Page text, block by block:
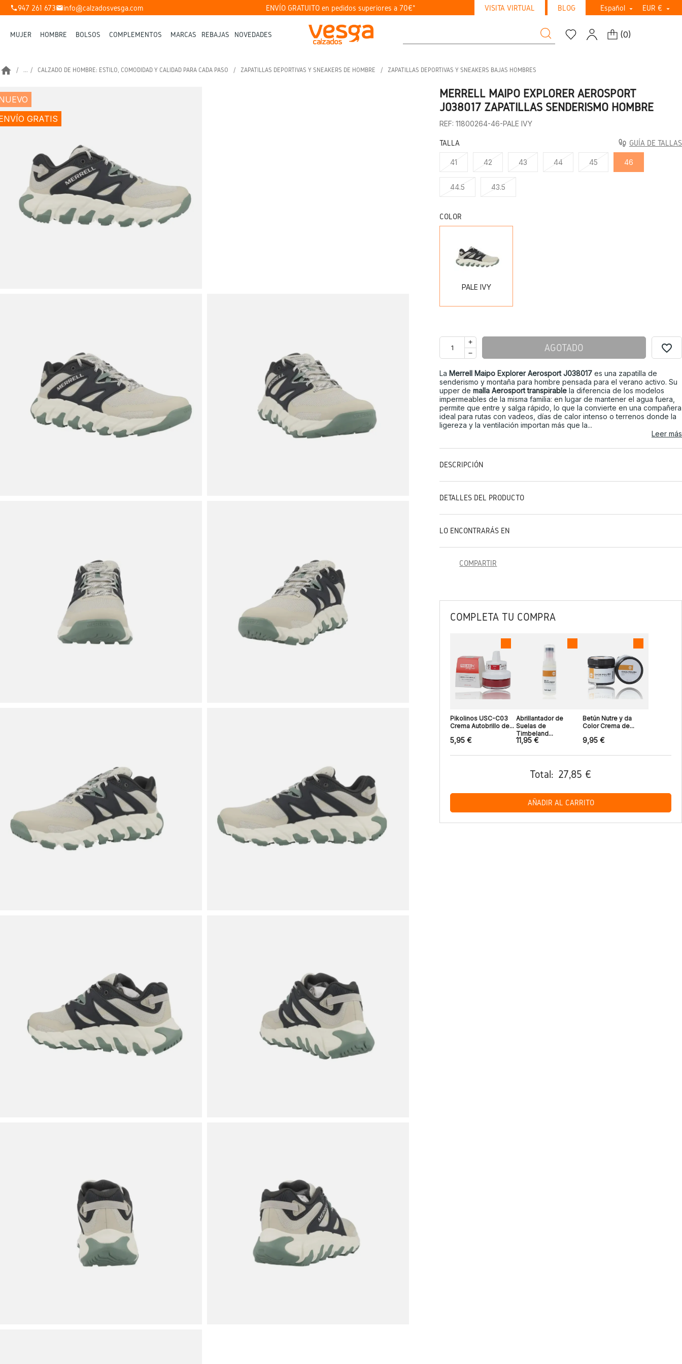
phone947 261 673mailinfo@calzadosvesga.com ENVÍO GRATUITO en pedidos superiores a 70€* VISITA VIRTUAL BLOG Español  EUR € 
MUJER HOMBRE BOLSOS COMPLEMENTOS MARCAS REBAJAS NOVEDADES (0)
home ... CALZADO DE HOMBRE: ESTILO, COMODIDAD Y CALIDAD PARA CADA PASO ZAPATILLAS DEPORTIVAS Y SNEAKERS DE HOMBRE ZAPATILLAS DEPORTIVAS Y SNEAKERS BAJAS HOMBRES
GRATIS
MERRELL MAIPO EXPLORER AEROSPORT
J038017 ZAPATILLAS SENDERISMO HOMBRE
REF: 11800264-46-PALE IVY
TALLA GUÍA DE TALLAS
41 42 43 44 45 46
44.5 43.5
COLOR
PALE IVY
AGOTADO favorite_border
La Merrell Maipo Explorer Aerosport J038017 es una zapatilla de
senderismo y montaña para hombre pensada para el verano activo. Su
upper demalla Aerosport transpirable la diferencia de los modelos
impermeables de la misma familia: en lugar de mantener el agua fuera,
permite que entre y salga rápido, lo que la convierte en una compañera
ideal para rutas con vadeos, días de calor intenso o terrenos donde la
ligereza y la ventilación importan más que la...
Leer más
DESCRIPCIÓN
DETALLES DEL PRODUCTO
LO ENCONTRARÁS EN
COMPARTIR
COMPLETA TU COMPRA
Pikolinos USC-C03
Crema Autobrillo de...
5,95 €
Abrillantador de
Suelas de
Timbeland...
11,95 €
Betún Nutre y da
Color Crema de...
9,95 €
Total: 27,85 €
AÑADIR AL CARRITO